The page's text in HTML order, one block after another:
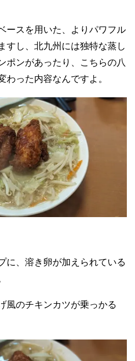
ースを用いた、よりパワフル
すし、北九州には独特な蒸し
ポンがあったり、こちらの八
わった内容なんですよ。
に、溶き卵が加えられている
風のチキンカツが乗っかる